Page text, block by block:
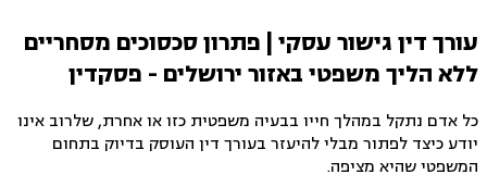
עורך דין גישור עסקי | פתרון סכסוכים מסחריים
ללא הליך משפטי באזור ירושלים - פסקדין
כל אדם נתקל במהלך חייו בבעיה משפטית כזו או אחרת, שלרוב אינו
יודע כיצד לפתור מבלי להיעזר בעורך דין העוסק בדיוק בתחום
המשפטי שהיא מציפה.